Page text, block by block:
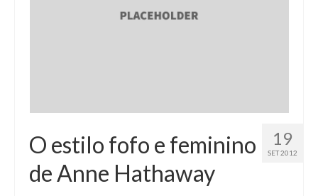
19
SET 2012
O estilo fofo e feminino
de Anne Hathaway